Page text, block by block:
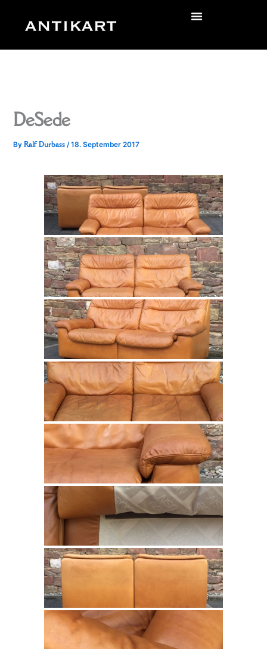
DeSede
ByRalf Durbass/18. September 2017